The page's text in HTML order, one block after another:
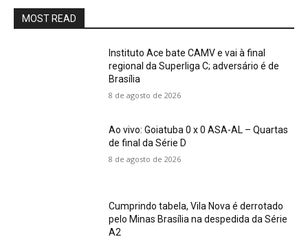
MOST READ
Instituto Ace bate CAMV e vai à final
regional da Superliga C; adversário é de
Brasília
8 de agosto de 2026
Ao vivo: Goiatuba 0 x 0 ASA-AL – Quartas
de final da Série D
8 de agosto de 2026
Cumprindo tabela, Vila Nova é derrotado
pelo Minas Brasília na despedida da Série
A2